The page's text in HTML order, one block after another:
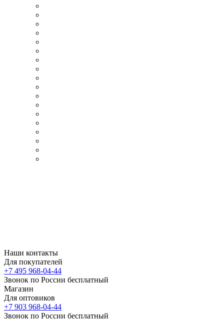
Наши контакты
Для покупателей
+7 495 968-04-44
Звонок по России бесплатный
Магазин
Для оптовиков
+7 903 968-04-44
Звонок по России бесплатный